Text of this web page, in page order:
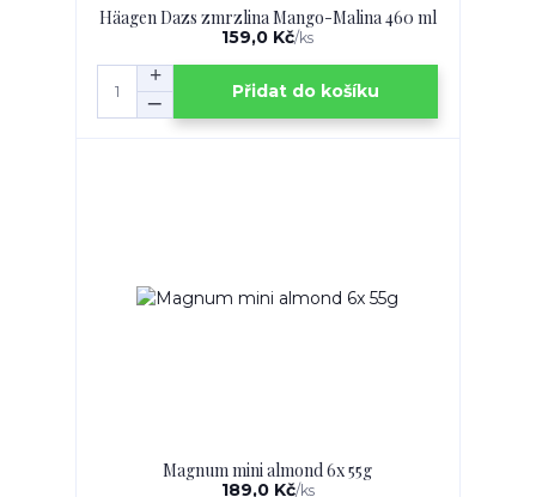
Häagen Dazs zmrzlina Mango-Malina 460 ml
159,0 Kč/ks
Přidat do košíku
Magnum mini almond 6x 55g
189,0 Kč/ks